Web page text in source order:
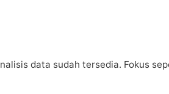
data sudah tersedia. Fokus